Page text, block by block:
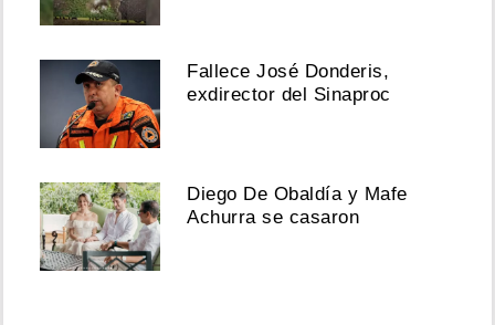
Fallece José Donderis,
exdirector del Sinaproc
Diego De Obaldía y Mafe
Achurra se casaron